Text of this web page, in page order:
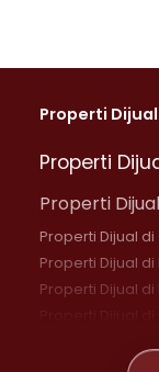
Properti Dijual
Properti
Properti
Properti Dijual
Properti Dijual di
Properti Dijual
Properti Dijual